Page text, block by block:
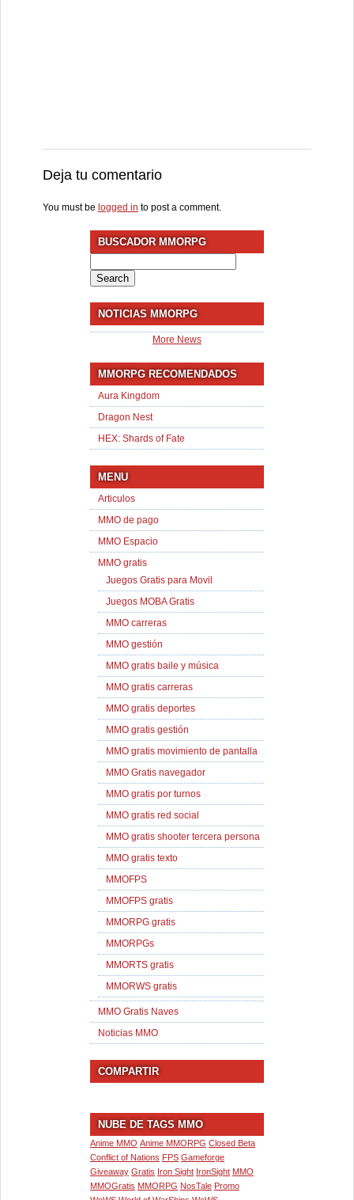
Deja tu comentario
You must be logged in to post a comment.
BUSCADOR MMORPG
for:
NOTICIAS MMORPG
More News
MMORPG RECOMENDADOS
Aura Kingdom
Dragon Nest
HEX: Shards of Fate
MENU
Articulos
MMO de pago
MMO Espacio
MMO gratis
Juegos Gratis para Movil
Juegos MOBA Gratis
MMO carreras
MMO gestión
MMO gratis baile y música
MMO gratis carreras
MMO gratis deportes
MMO gratis gestión
MMO gratis movimiento de pantalla
MMO Gratis navegador
MMO gratis por turnos
MMO gratis red social
MMO gratis shooter tercera persona
MMO gratis texto
MMOFPS
MMOFPS gratis
MMORPG gratis
MMORPGs
MMORTS gratis
MMORWS gratis
MMO Gratis Naves
Noticias MMO
COMPARTIR
NUBE DE TAGS MMO
Anime MMO Anime MMORPG Closed Beta
Conflict of Nations FPS Gameforge
Giveaway Gratis Iron Sight IronSight MMO
MMOGratis MMORPG NosTale Promo